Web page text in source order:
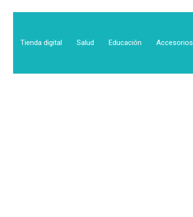
Tienda digital Salud Educación Accesorios